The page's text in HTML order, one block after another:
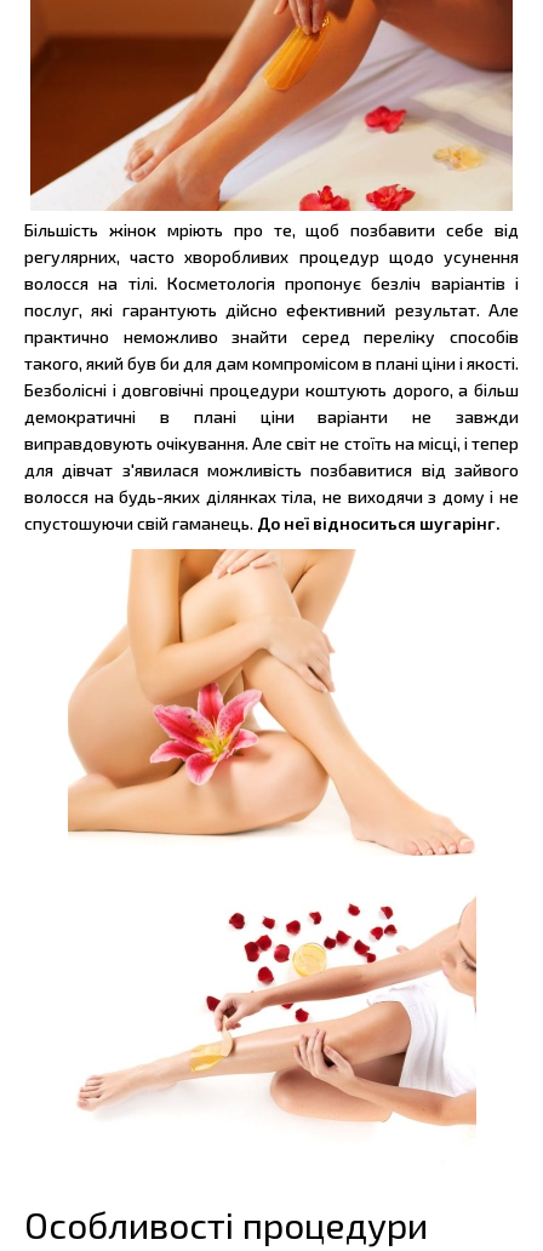
Більшість жінок мріють про те, щоб позбавити себе від
регулярних, часто хворобливих процедур щодо усунення
волосся на тілі. Косметологія пропонує безліч варіантів і
послуг, які гарантують дійсно ефективний результат. Але
практично неможливо знайти серед переліку способів
такого, який був би для дам компромісом в плані ціни і якості.
Безболісні і довговічні процедури коштують дорого, а більш
демократичні в плані ціни варіанти не завжди
виправдовують очікування. Але світ не стоїть на місці, і тепер
для дівчат з'явилася можливість позбавитися від зайвого
волосся на будь-яких ділянках тіла, не виходячи з дому і не
спустошуючи свій гаманець. До неї відноситься шугарінг.
Особливості процедури